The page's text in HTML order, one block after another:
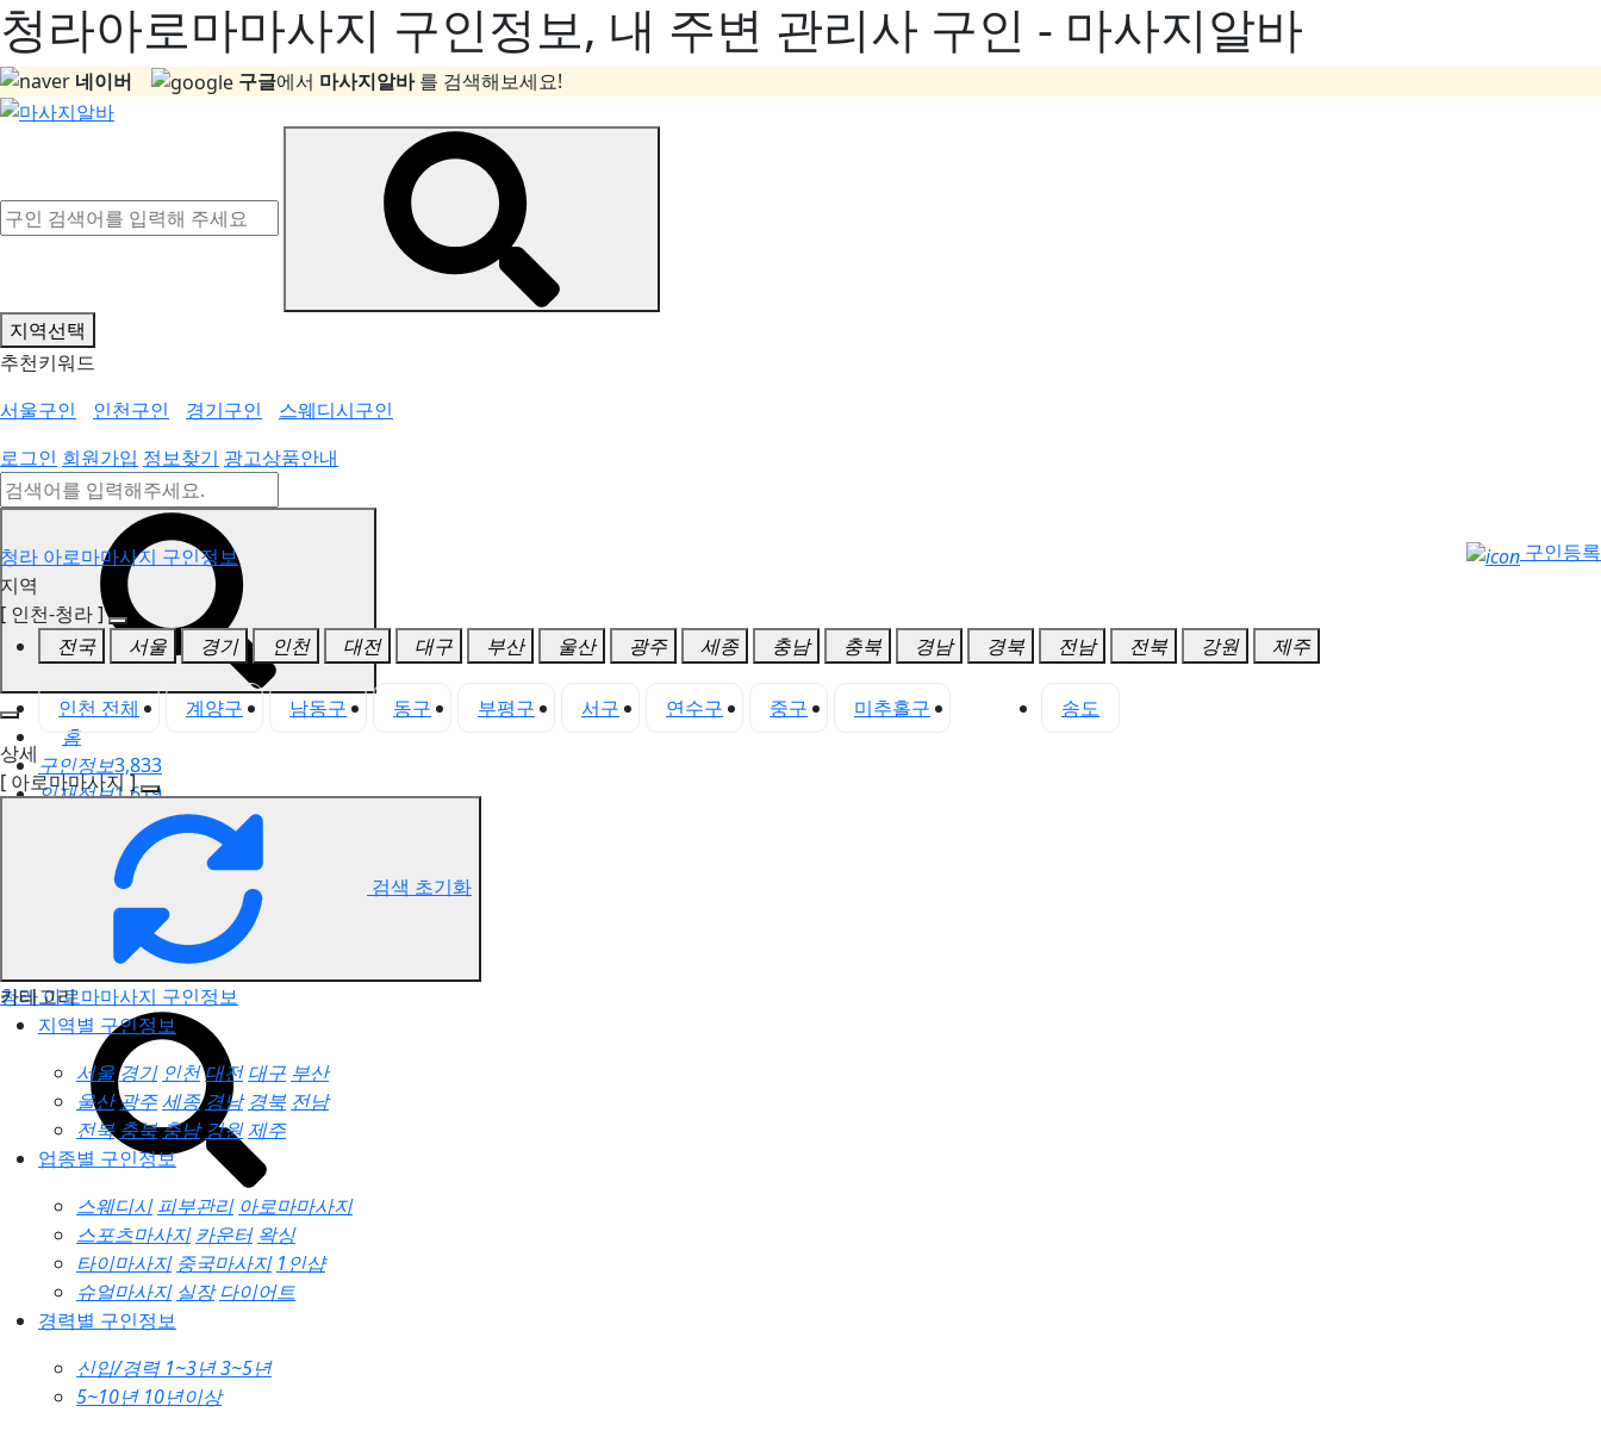
청라아로마마사지 구인정보, 내 주변 관리사 구인 - 마사지알바
네이버 구글에서 마사지알바를 검색해보세요!
지역선택
추천키워드
서울구인
인천구인 경기구인
스웨디시구인
로그인 회원가입 정보찾기 광고상품안내
홈
구인정보3,833
인재정보1,619
고객센터
전국업체정보
마사지가이드
업체 서비스 관리
청라 아로마마사지 구인정보
청라 아로마마사지 구인정보
구인등록
지역
[ 인천-청라 ]
전국
서울 경기 인천 대전 대구 부산 울산 광주 세종 충남 충북 경남 경북 전남 전북 강원 제주
인천 전체 계양구 남동구 동구 부평구 서구 연수구 중구 미추홀구
송도
상세
[ 아로마마사지 ]
검색 초기화
카테고리
지역별 구인정보
서울경기 인천대전 대구 부산
울산광주세종경남 경북 전남
전북 충북충남 강원제주
업종별 구인정보
스웨디시 피부관리 아로마마사지
스포츠마사지 카운터 왁싱
타이마사지 중국마사지 1인샵
슈얼마사지 실장 다이어트
경력별 구인정보
신입/경력 1~3년3~5년
5~10년 10년이상